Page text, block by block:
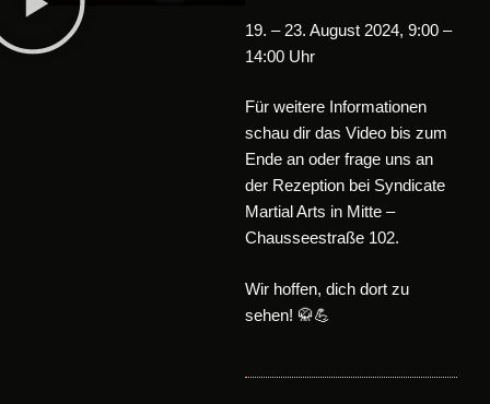
19. – 23. August 2024, 9:00 –
14:00 Uhr
Für weitere Informationen
schau dir das Video bis zum
Ende an oder frage uns an
der Rezeption bei Syndicate
Martial Arts in Mitte –
Chausseestraße 102.
Wir hoffen, dich dort zu
sehen! 🥋💪